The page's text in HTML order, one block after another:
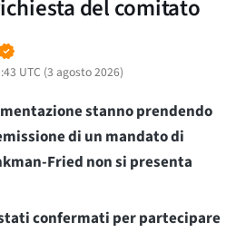
del comitato
UTC (3 agosto 2026)
stanno prendendo
di un mandato di
Fried non si presenta
confermati per partecipare